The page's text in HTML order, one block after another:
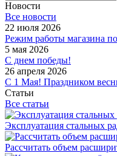
Новости
Все новости
22 июля 2026
Режим работы магазина
5 мая 2026
С днем победы!
26 апреля 2026
С 1 Мая! Праздником
Статьи
Все статьи
Эксплуатация стальных
Рассчитать объем